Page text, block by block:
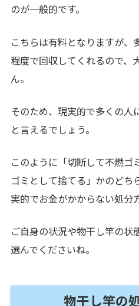
のが一般的です。
こちらは有料となりますが、
程度で回収してくれるので、
ん。
そのため、現実的で多くの人
と言えるでしょう。
このように「切断して不燃ゴ
ゴミとして捨てる」かのどち
実的でお金がかからない処分
ご自身の状況や物干し竿の状
選んでくださいね。
物干し竿の